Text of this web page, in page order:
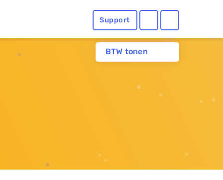
Support
BTW tonen